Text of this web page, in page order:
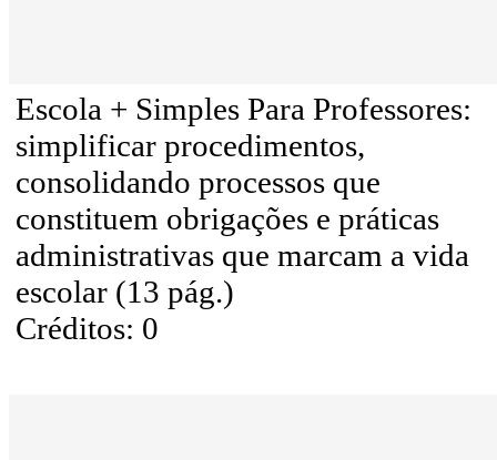
Escola + Simples Para Professores:
simplificar procedimentos,
consolidando processos que
constituem obrigações e práticas
administrativas que marcam a vida
escolar (13 pág.)
Créditos: 0